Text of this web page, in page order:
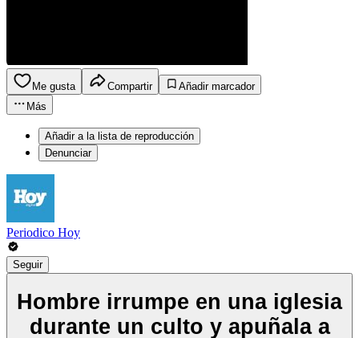
Me gusta Compartir
Añadir marcador
Más
Añadir a la lista de reproducción
Denunciar
Periodico Hoy
Seguir
Hombre irrumpe en una iglesia
durante un culto y apuñala a